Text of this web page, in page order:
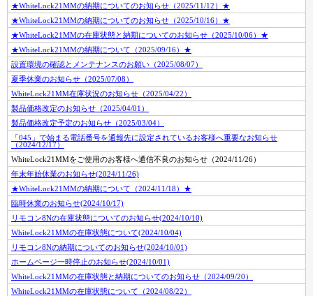
★WhiteLock21MMの納期についてのお知らせ（2025/11/12）★
★WhiteLock21MMの納期についてのお知らせ（2025/10/16）★
★WhiteLock21MMの在庫状態と納期についてのお知らせ（2025/10/06）★
★WhiteLock21MMの納期について（2025/09/16）★
設置環境の確認とメンテナンスのお願い（2025/08/07）
夏季休業のお知らせ（2025/07/08）
WhiteLock21MM在庫状況のお知らせ（2025/04/22）
製品価格改定のお知らせ（2025/04/01）
製品価格改定予定のお知らせ（2025/03/04）
「045」で始まる電話番号を通報先に設定されているお客様へ重要なお知らせ
（2024/12/17）
WhiteLock21MMをご使用のお客様へ通信不良のお知らせ（2024/11/26）
年末年始休業のお知らせ(2024/11/26)
★WhiteLock21MMの納期について（2024/11/18）★
臨時休業のお知らせ(2024/10/17)
リモコン8Nの在庫状態についてのお知らせ(2024/10/10)
WhiteLock21MMの在庫状態について(2024/10/04)
リモコン8Nの納期についてのお知らせ(2024/10/01)
ホームページ一時停止のお知らせ(2024/10/01)
WhiteLock21MMの在庫状態と納期についてのお知らせ（2024/09/20）
WhiteLock21MMの在庫状態について（2024/08/22）